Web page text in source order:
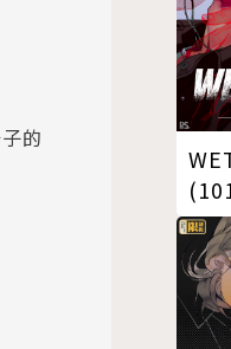
的
漫